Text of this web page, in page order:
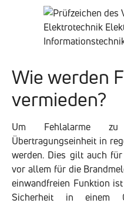
Wie werden
vermieden?
Um Fehlalarme
Übertragungseinheit in
werden. Dies gilt auch
vor allem für die
einwandfreien Funktion
Sicherheit in einem